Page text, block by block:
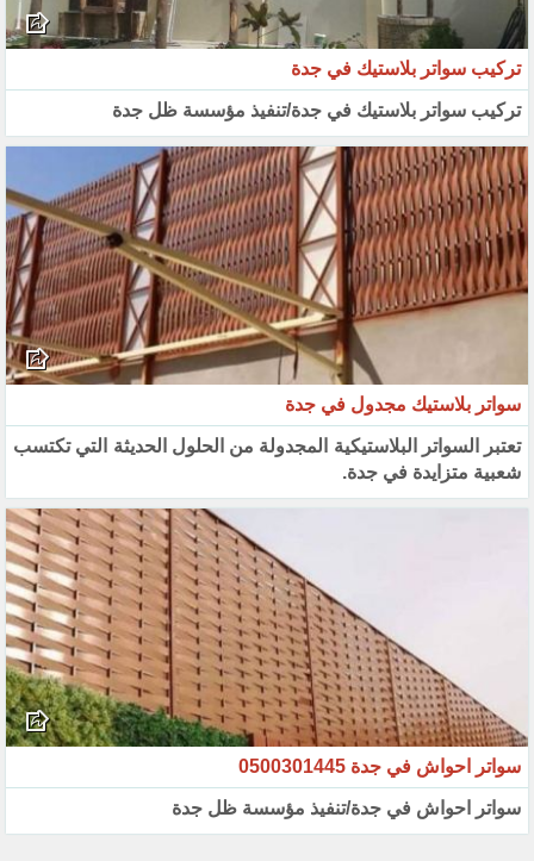
تركيب سواتر بلاستيك في جدة
تركيب سواتر بلاستيك في جدة/تنفيذ مؤسسة ظل جدة
سواتر بلاستيك مجدول في جدة
تعتبر السواتر البلاستيكية المجدولة من الحلول الحديثة التي تكتسب
شعبية متزايدة في جدة.
سواتر احواش في جدة 0500301445
سواتر احواش في جدة/تنفيذ مؤسسة ظل جدة